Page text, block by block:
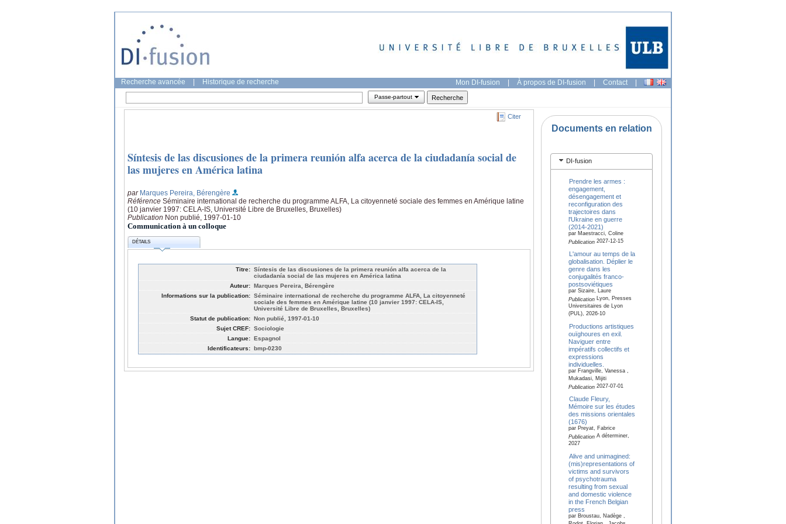
Recherche avancée Historique de recherche Mon DI-fusion | À propos de DI-fusion | Contact |
Passe-partout
Citer
Síntesis de las discusiones de la primera reunión alfa acerca de la ciudadanía social de
las mujeres en América latina
par Marques Pereira, Bérengère
Référence Séminaire international de recherche du programme ALFA, La citoyenneté sociale des femmes en Amérique latine
(10 janvier 1997: CELA-IS, Université Libre de Bruxelles, Bruxelles)
Publication Non publié, 1997-01-10
Communication à un colloque
DÉTAILS
Titre: Síntesis de las discusiones de la primera reunión alfa acerca de la
ciudadanía social de las mujeres en América latina
Auteur: Marques Pereira, Bérengère
Informations sur la publication: Séminaire international de recherche du programme ALFA, La citoyenneté
sociale des femmes en Amérique latine (10 janvier 1997: CELA-IS,
Université Libre de Bruxelles, Bruxelles)
Statut de publication: Non publié, 1997-01-10
Sujet CREF: Sociologie
Langue: Espagnol
Identificateurs: bmp-0230
Documents en relation
DI-fusion
Prendre les armes :
engagement,
désengagement et
reconfiguration des
trajectoires dans
l'Ukraine en guerre
(2014-2021)
par Maestracci, Coline
Publication2027-12-15
L'amour au temps de la
globalisation. Déplier le
genre dans les
conjugalités franco-
postsoviétiques
par Sizaire, Laure
PublicationLyon, Presses
Universitaires de Lyon
(PUL), 2026-10
Productions artistiques
ouïghoures en exil.
Naviguer entre
impératifs collectifs et
expressions
individuelles.
par Frangville, Vanessa ,
Mukadasi, Mijiti
Publication2027-07-01
Claude Fleury,
Mémoire sur les études
des missions orientales
(1676)
par Preyat, Fabrice
PublicationA déterminer,
2027
Alive and unimagined:
(mis)representations of
victims and survivors
of psychotrauma
resulting from sexual
and domestic violence
in the French Belgian
press
par Broustau, Nadège ,